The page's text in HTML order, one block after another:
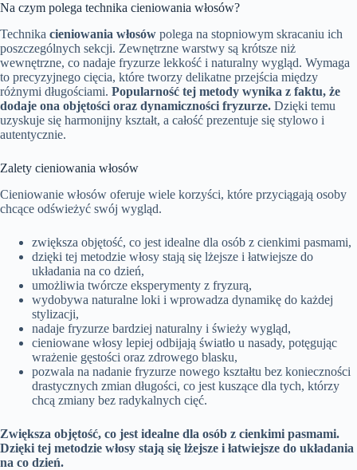
Na czym polega technika cieniowania włosów?
Technika cieniowania włosów polega na stopniowym skracaniu ich
poszczególnych sekcji. Zewnętrzne warstwy są krótsze niż
wewnętrzne, co nadaje fryzurze lekkość i naturalny wygląd. Wymaga
to precyzyjnego cięcia, które tworzy delikatne przejścia między
różnymi długościami. Popularność tej metody wynika z faktu, że
dodaje ona objętości oraz dynamiczności fryzurze. Dzięki temu
uzyskuje się harmonijny kształt, a całość prezentuje się stylowo i
autentycznie.
Zalety cieniowania włosów
Cieniowanie włosów oferuje wiele korzyści, które przyciągają osoby
chcące odświeżyć swój wygląd.
zwiększa objętość, co jest idealne dla osób z cienkimi pasmami,
dzięki tej metodzie włosy stają się lżejsze i łatwiejsze do
układania na co dzień,
umożliwia twórcze eksperymenty z fryzurą,
wydobywa naturalne loki i wprowadza dynamikę do każdej
stylizacji,
nadaje fryzurze bardziej naturalny i świeży wygląd,
cieniowane włosy lepiej odbijają światło u nasady, potęgując
wrażenie gęstości oraz zdrowego blasku,
pozwala na nadanie fryzurze nowego kształtu bez konieczności
drastycznych zmian długości, co jest kuszące dla tych, którzy
chcą zmiany bez radykalnych cięć.
Zwiększa objętość, co jest idealne dla osób z cienkimi pasmami.
Dzięki tej metodzie włosy stają się lżejsze i łatwiejsze do układania
na co dzień.